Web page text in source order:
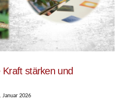
stärken und
Januar 2026